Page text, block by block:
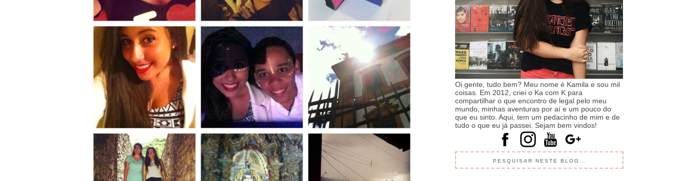
Oi gente, tudo bem? Meu nome é Kamila e sou mil
coisas. Em 2012, criei o Ka com K para
compartilhar o que encontro de legal pelo meu
mundo, minhas aventuras por aí e um pouco do
que eu sinto. Aqui, tem um pedacinho de mim e de
tudo o que eu já passei. Sejam bem vindos!